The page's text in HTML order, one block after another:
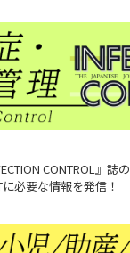
CONTROL』誌
必要な情報を発信！